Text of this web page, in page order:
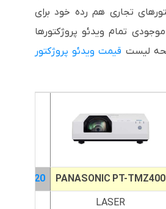
تجاری هم رده خود برای
تمام ویدئو پروژکتورها
لیست قیمت ویدئو پروژکتور
PANASONIC PT-TMZ400
LMW420
LASER